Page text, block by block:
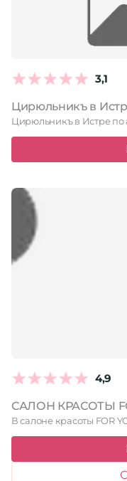
3,1
4,9
САЛОН КРАСОТЫ
В салоне красоты FOR